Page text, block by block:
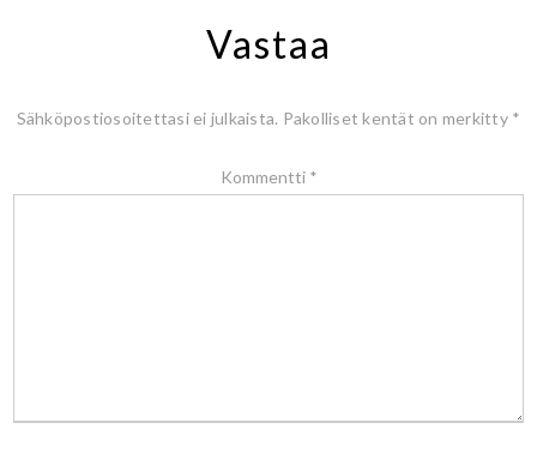
Vastaa
Sähköpostiosoitettasi ei julkaista. Pakolliset kentät on merkitty *
Kommentti *